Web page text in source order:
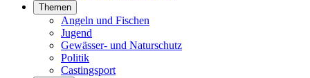
Themen
Angeln und Fischen
Jugend
Gewässer- und Naturschutz
Politik
Castingsport